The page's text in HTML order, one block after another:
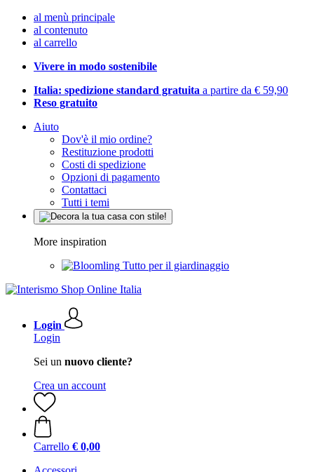
al menù principale
al contenuto
al carrello
Vivere in modo sostenibile
Italia: spedizione standard gratuita a partire da € 59,90
Reso gratuito
Aiuto
Dov'è il mio ordine?
Restituzione prodotti
Costi di spedizione
Opzioni di pagamento
Contattaci
Tutti i temi
More inspiration
Tutto per il giardinaggio
Login
Login
Sei un nuovo cliente?
Crea un account
Carrello € 0,00